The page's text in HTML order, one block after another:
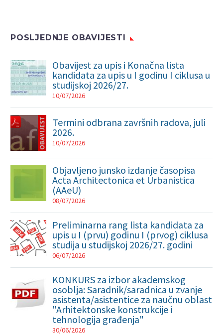
POSLJEDNJE OBAVIJESTI
Obavijest za upis i Konačna lista
kandidata za upis u I godinu I ciklusa u
studijskoj 2026/27.
10/07/2026
Termini odbrana završnih radova, juli
2026.
10/07/2026
Objavljeno junsko izdanje časopisa
Acta Architectonica et Urbanistica
(AAeU)
08/07/2026
Preliminarna rang lista kandidata za
upis u I (prvu) godinu I (prvog) ciklusa
studija u studijskoj 2026/27. godini
06/07/2026
KONKURS za izbor akademskog
osoblja: Saradnik/saradnica u zvanje
asistenta/asistentice za naučnu oblast
"Arhitektonske konstrukcije i
tehnologija građenja"
30/06/2026